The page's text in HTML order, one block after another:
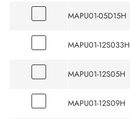
MAPU01-05D15H
MAPU01-12S033H
MAPU01-12S05H
MAPU01-12S09H